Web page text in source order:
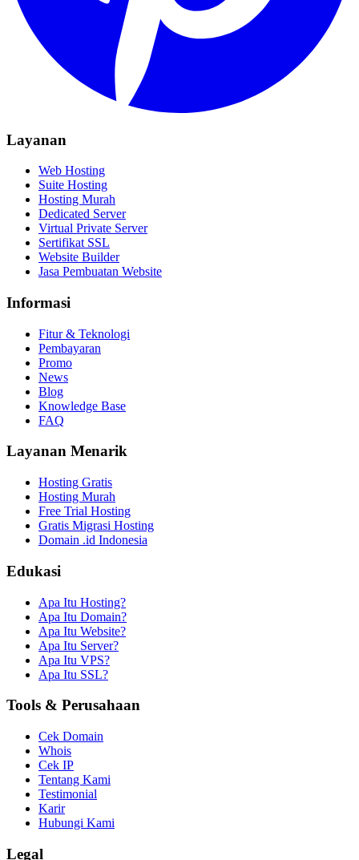
Layanan
Web Hosting
Suite Hosting
Hosting Murah
Dedicated Server
Virtual Private Server
Sertifikat SSL
Website Builder
Jasa Pembuatan Website
Informasi
Fitur & Teknologi
Pembayaran
Promo
News
Blog
Knowledge Base
FAQ
Layanan Menarik
Hosting Gratis
Hosting Murah
Free Trial Hosting
Gratis Migrasi Hosting
Domain .id Indonesia
Edukasi
Apa Itu Hosting?
Apa Itu Domain?
Apa Itu Website?
Apa Itu Server?
Apa Itu VPS?
Apa Itu SSL?
Tools & Perusahaan
Cek Domain
Whois
Cek IP
Tentang Kami
Testimonial
Karir
Hubungi Kami
Legal